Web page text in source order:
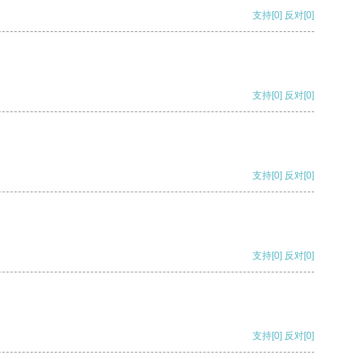
支持[0] 反对[0]
支持[0] 反对[0]
支持[0] 反对[0]
支持[0] 反对[0]
支持[0] 反对[0]